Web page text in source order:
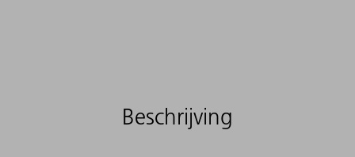
Beschrijving